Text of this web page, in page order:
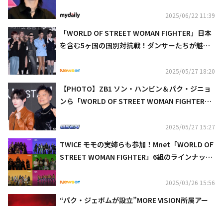
2025/06/22 11:39
「WORLD OF STREET WOMAN FIGHTER」日本
を含む5ヶ国の国別対抗戦！ダンサーたちが魅力
2025/05/27 18:20
【PHOTO】ZB1 ソン・ハンビン＆パク・ジニョ
ンら「WORLD OF STREET WOMAN FIGHTER」
2025/05/27 15:27
TWICE モモの実姉らも参加！Mnet「WORLD OF
STREET WOMAN FIGHTER」6組のラインナップ
2025/03/26 15:56
“パク・ジェボムが設立”MORE VISION所属アー